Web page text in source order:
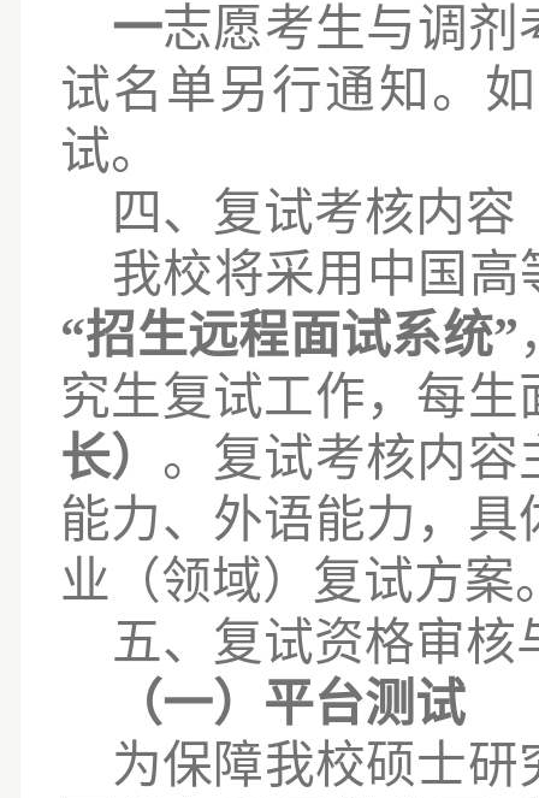
一志愿考生与调剂
试名单另行通知 。如
试。
四、复试考核内容
我校将采用中国
“招生远程面试系统”
究生复试工作，每生
长） 。复试考核内容
能力、外语能力 ， 具
业（领域）复试方案
五、复试资格审核
（一）平台测试
为保障我校硕士